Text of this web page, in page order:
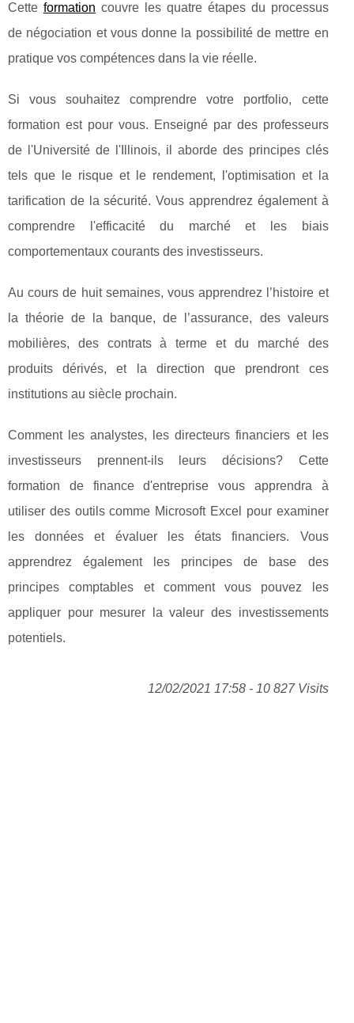
Cette formation couvre les quatre étapes du processus
de négociation et vous donne la possibilité de mettre en
pratique vos compétences dans la vie réelle.
Si vous souhaitez comprendre votre portfolio, cette
formation est pour vous. Enseigné par des professeurs
de l'Université de l'Illinois, il aborde des principes clés
tels que le risque et le rendement, l'optimisation et la
tarification de la sécurité. Vous apprendrez également à
comprendre l'efficacité du marché et les biais
comportementaux courants des investisseurs.
Au cours de huit semaines, vous apprendrez l’histoire et
la théorie de la banque, de l’assurance, des valeurs
mobilières, des contrats à terme et du marché des
produits dérivés, et la direction que prendront ces
institutions au siècle prochain.
Comment les analystes, les directeurs financiers et les
investisseurs prennent-ils leurs décisions? Cette
formation de finance d'entreprise vous apprendra à
utiliser des outils comme Microsoft Excel pour examiner
les données et évaluer les états financiers. Vous
apprendrez également les principes de base des
principes comptables et comment vous pouvez les
appliquer pour mesurer la valeur des investissements
potentiels.
12/02/2021 17:58 - 10 827 Visits